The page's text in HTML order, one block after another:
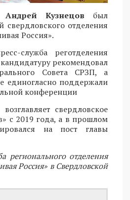
Андрей Кузнецов был
свердловского отделения
Россия».
служба реготделения
рекомендовал
Совета СРЗП, а
единогласно поддержали
конференции
свердловское
с 2019 года, а в прошлом
на пост главы
регионального отделения
Россия» в Свердловской